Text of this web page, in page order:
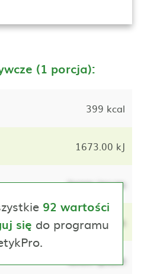
(1 porcja):
399 kcal
1673.00 kJ
lorem ipsum
lorem ipsum
lorem ipsum
92 wartości
się do programu